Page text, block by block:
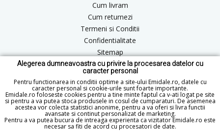
Alegerea dumneavoastra cu privire la procesarea datelor cu
caracter personal
Pentru functionarea in conditii optime a site-ului Emidale.ro, datele cu
caracter personal si cookie-urile sunt foarte importante.
Emidale.ro foloseste cookies pentru a tine minte faptul ca v-ati logat pe site
si pentru a va putea stoca produsele in cosul de cumparaturi. De asemenea
acestea vor colecta statistici anonime, pentru a va oferi si livra functii
avansate si continut personalizat de marketing.
Pentru a va putea bucura de intreaga experienta ca vizitator Emidale.ro este
necesar sa fiti de acord cu procesatori de date.
Cum livram
Cum returnezi
Termeni si Conditii
Confidentialitate
Sitemap
Blog
ANPC
office@emidale.ro
© Copyright 2015 - 2026 emidale.ro